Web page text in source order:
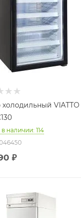
VIATTO
в наличии: 114
₽